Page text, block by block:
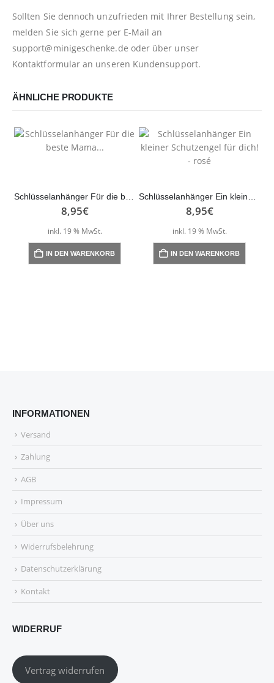
Sollten Sie dennoch unzufrieden mit Ihrer Bestellung sein,
melden Sie sich gerne per E-Mail an
support@minigeschenke.de oder über unser
Kontaktformular an unseren Kundensupport.
ÄHNLICHE PRODUKTE
8,95€
inkl. 19 % MwSt.
IN DEN WARENKORB
8,95€
inkl. 19 % MwSt.
IN DEN WARENKORB
INFORMATIONEN
Versand
Zahlung
AGB
Impressum
Über uns
Widerrufsbelehrung
Datenschutzerklärung
Kontakt
WIDERRUF
Vertrag widerrufen